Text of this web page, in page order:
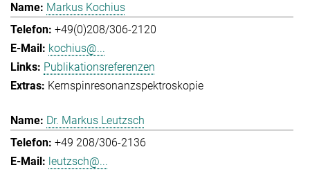
Markus Kochius
+49(0)208/306-2120
kochius@...
Publikationsreferenzen
Kernspinresonanzspektroskopie
Dr. Markus Leutzsch
+49 208/306-2136
leutzsch@...